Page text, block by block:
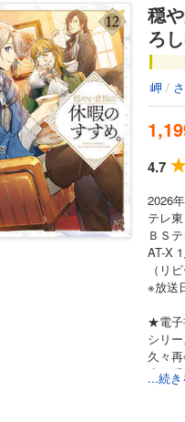
穏
ろ
岬 /
4.7
2026
テレ
ＢＳ
AT-X
（リ
※放送
★電子
シリ
久々
癒し
...続
籍限定書き下ろしSS
じ】 魔鳥騎兵団の協力のもと、空路で南国アスタルニアへと冒険の旅に出たリゼルたち。 道中、タンデム飛行を体
験したり、イレヴン
宮“制限される玩具箱
てみたり!?と冒険者
い」と言われる海の
――!? 個性的な新キャ
穏やか貴族の休暇
1,199円 (税込)
2026年1月7日からテ
00分～ ＢＳテレ東 １月8日から毎週木曜 深夜24時30分～ AT-X 1月8日から毎週木曜 21時30分～ （リピート放
送：毎週月曜 9時30分
籍限定書き下ろし
ー！ 【あらすじ】 王都を離れ、南国アスタルニアでの休暇……もとい冒険者ライフを楽しむリゼルたち。 対価を
払わないと攻略でき
ったり!? と相変わら
認められたことで、
ゼルが持つ古代言語
目的があり――!? 南
穏やか貴族の休暇
1,199円 (税込)
2026年1月7日から
送：毎週月曜 9時30
し系異世界冒険ファンタジー第８弾！ 書き下ろし短編も収
たち。 国を挙げて
しながら楽しんで
の迷宮の力によって
穏やか貴族の休